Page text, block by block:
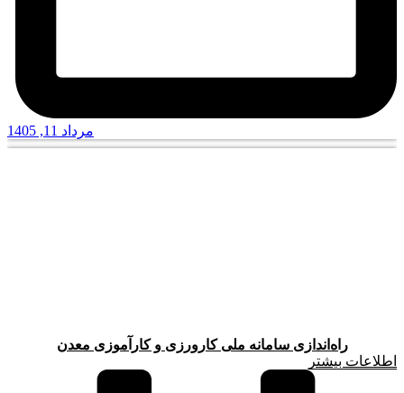
مرداد 11, 1405
راه‌اندازی سامانه ملی کارورزی و کارآموزی معدن
اطلاعات بیشتر